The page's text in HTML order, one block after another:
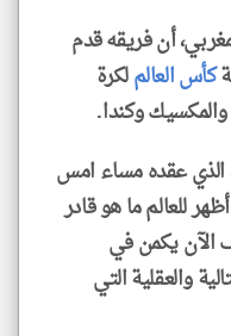
أن فريقه قدم
كأس العالملكرة ​
والمكسيك ⁠وكندا.
الذي عقده مساء امس
للعالم ما هو قادر
الآن يكمن في
والعقلية التي